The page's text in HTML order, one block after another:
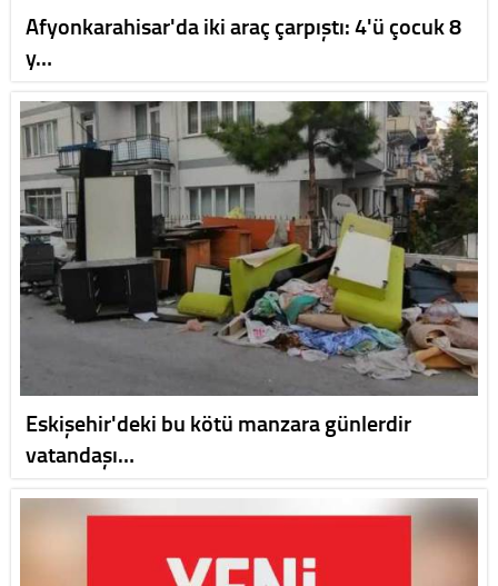
Afyonkarahisar'da iki araç çarpıştı: 4'ü çocuk 8
y…
Eskişehir'deki bu kötü manzara günlerdir
vatandaşı…